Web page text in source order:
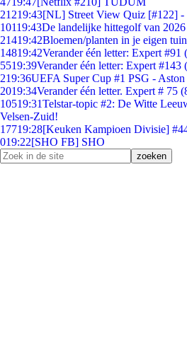
21219:43[NL] Street View Quiz [#122] -
10119:43De landelijke hittegolf van 2026
21419:42Bloemen/planten in je eigen
14819:42Verander één letter: Expert #91
5519:39Verander één letter: Expert #143
219:36UEFA Super Cup #1 PSG -
2019:34Verander één letter. Expert # 75
10519:31Telstar-topic #2: De Witte
Velsen-Zuid!
17719:28[Keuken Kampioen Divisie]
019:22[SHO FB] SHO